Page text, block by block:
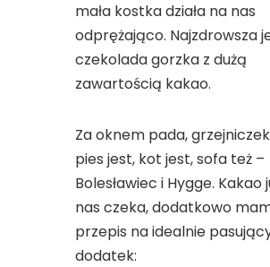
mała kostka działa na nas
odprężająco. Najzdrowsza
czekolada gorzka z dużą
zawartością kakao.
Za oknem pada,
pies jest, kot jest, sofa też –
Bolesławiec i Hygge. Kakao
nas czeka, dodatkowo
przepis na idealnie
dodatek: